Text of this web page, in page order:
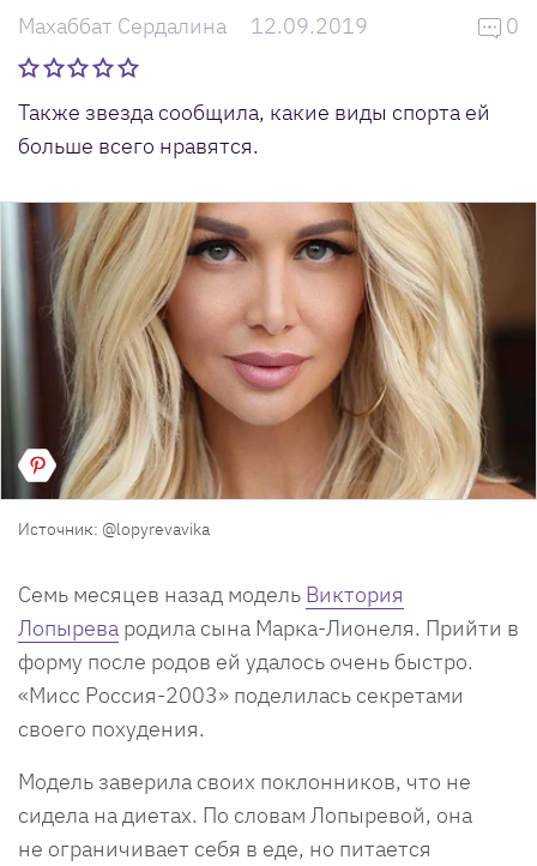
Махаббат Сердалина 12.09.2019 0
Также звезда сообщила, какие виды спорта ей
больше всего нравятся.
Источник: @lopyrevavika
Семь месяцев назад модель Виктория
Лопырева родила сына Марка-Лионеля. Прийти в
форму после родов ей удалось очень быстро.
«Мисс Россия-2003» поделилась секретами
своего похудения.
Модель заверила своих поклонников, что не
сидела на диетах. По словам Лопыревой, она
не ограничивает себя в еде, но питается